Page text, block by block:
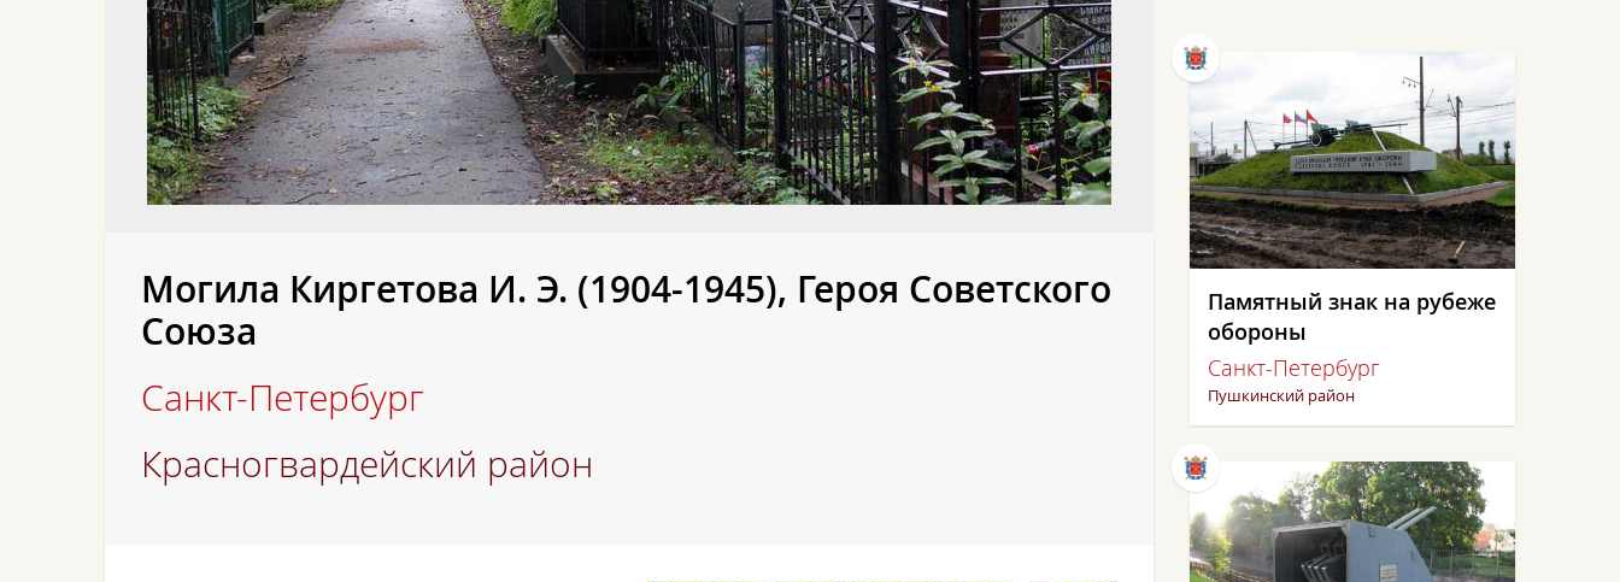
Могила Киргетова И. Э. (1904-1945), Героя Советского
Союза
Санкт-Петербург
Красногвардейский район
Памятный знак на рубеже
обороны
Санкт-Петербург
Пушкинский район